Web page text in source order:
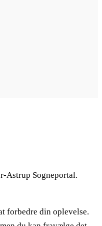
Astrup Sogneportal.
forbedre din oplevelse.